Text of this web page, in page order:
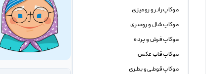
موکاپ رانر و رومیزی
موکاپ شال و روسری
موکاپ فرش و پرده
موکاپ قاب عکس
موکاپ قوطی و بطری